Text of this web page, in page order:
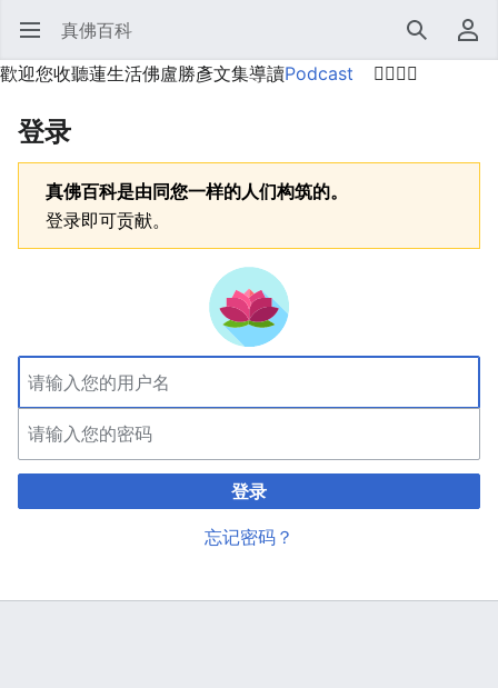
打开主菜单 真佛百科 搜索
用户菜单
歡迎您收聽蓮生活佛盧勝彥文集導讀Podcast 🙋‍♂️🙋‍♀️
登录
真佛百科是由同您一样的人们构筑的。
登录即可贡献。
登录
忘记密码？